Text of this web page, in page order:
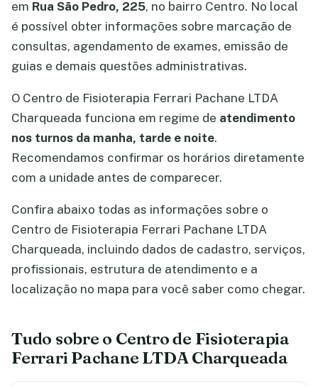
em Rua São Pedro, 225, no bairro Centro. No local
é possível obter informações sobre marcação de
consultas, agendamento de exames, emissão de
guias e demais questões administrativas.
O Centro de Fisioterapia Ferrari Pachane LTDA
Charqueada funciona em regime de atendimento
nos turnos da manha, tarde e noite.
Recomendamos confirmar os horários diretamente
com a unidade antes de comparecer.
Confira abaixo todas as informações sobre o
Centro de Fisioterapia Ferrari Pachane LTDA
Charqueada, incluindo dados de cadastro, serviços,
profissionais, estrutura de atendimento e a
localização no mapa para você saber como chegar.
Tudo sobre o Centro de Fisioterapia
Ferrari Pachane LTDA Charqueada